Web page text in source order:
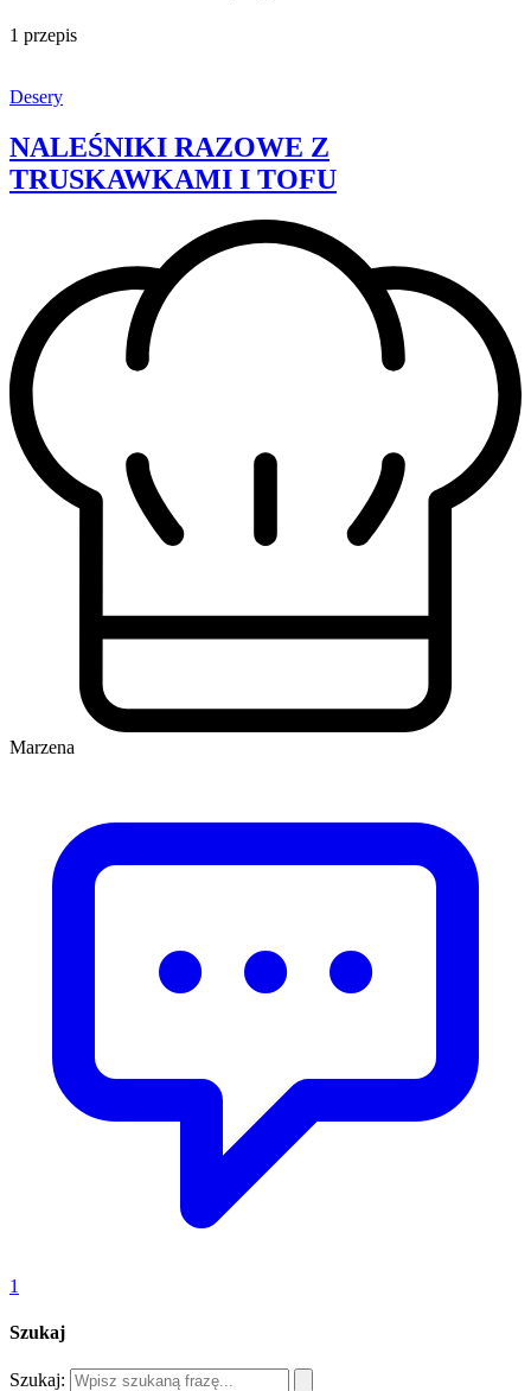
1 przepis
Desery
NALEŚNIKI RAZOWE Z
TRUSKAWKAMI I TOFU
Marzena
1
Szukaj
Szukaj: